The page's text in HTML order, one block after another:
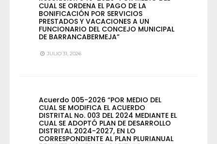
CUAL SE ORDENA EL PAGO DE LA
BONIFICACIÓN POR SERVICIOS
PRESTADOS Y VACACIONES A UN
FUNCIONARIO DEL CONCEJO MUNICIPAL
DE BARRANCABERMEJA”
JULIO 31, 2026
Acuerdo 005-2026 “POR MEDIO DEL
CUAL SE MODIFICA EL ACUERDO
DISTRITAL No. 003 DEL 2024 MEDIANTE EL
CUAL SE ADOPTÓ PLAN DE DESARROLLO
DISTRITAL 2024-2027, EN LO
CORRESPONDIENTE AL PLAN PLURIANUAL